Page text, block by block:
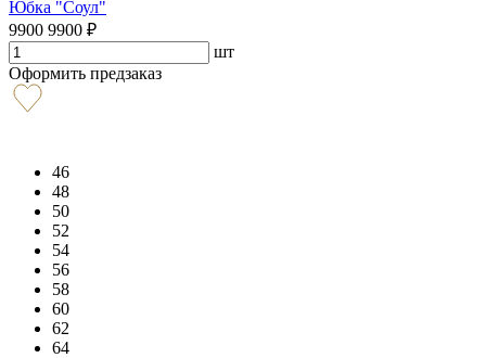
Юбка "Соул"
9900 9900 ₽
шт
Оформить предзаказ
46
48
50
52
54
56
58
60
62
64